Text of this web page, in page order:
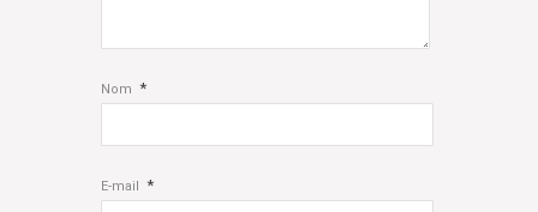
Nom *
E-mail *